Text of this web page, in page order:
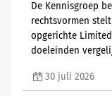
De Kennisgroep
rechtsvormen
opgerichte
doeleinden
30 juli 2026